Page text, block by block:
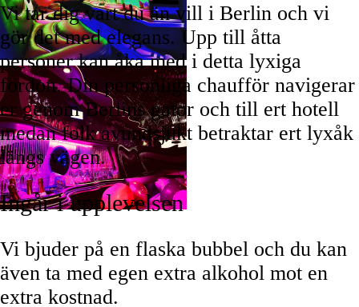
Vi tar dig vart du än vill i Berlin och vi
gör det med elegans. Upp till åtta
personer kan åka med i detta lyxiga
fordon. Din personliga chaufför navigerar
er genom Berlins gator och till ert hotell
medan folk avundsjukt betraktar ert lyxåk
längs vägen.
Ingår i upplevelsen
Vi bjuder på en flaska bubbel och du kan
även ta med egen extra alkohol mot en
extra kostnad.